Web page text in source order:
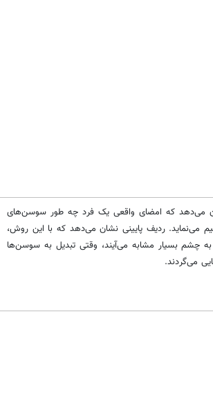
می‌دهد که امضای واقعی یک فرد چه طور سوسن‌های
می‌نماید. ردیف پایینی نشان می‌دهد که با این روش،‌
چشم بسیار مشابه می‌آیند، ‌وقتی تبدیل به سوسن‌ها
می‌گردند.